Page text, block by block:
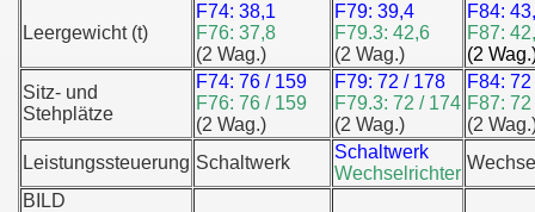
Leergewicht (t)
F74: 38,1
F76: 37,8
(2 Wag.)
F79: 39,4
F79.3: 42,6
(2 Wag.)
F84:
F87:
(2
Sitz- und
Stehplätze
F74: 76 / 159
F76: 76 / 159
(2 Wag.)
F79: 72 / 178
F79.3: 72 / 174
(2 Wag.)
F84:
F87:
(2
Leistungssteuerung Schaltwerk
Schaltwerk
Wechselrichter
BILD